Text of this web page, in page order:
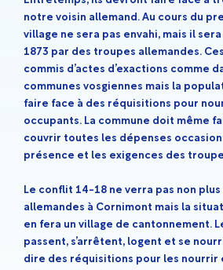
notre voisin allemand. Au cours du
village ne sera pas envahi, mais il sera
1873 par des troupes allemandes.
commis d’actes d’exactions comme
communes vosgiennes mais la
faire face à des réquisitions pour
occupants. La commune doit même
couvrir toutes les dépenses
présence et les exigences des
Le conflit 14-18 ne verra pas non
allemandes à Cornimont mais la
en fera un village de cantonnement.
passent, s’arrêtent, logent et se
dire des réquisitions pour les nourrir